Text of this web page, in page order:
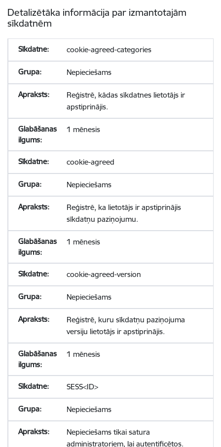
Detalizētāka informācija par izmantotajām
sīkdatnēm
cookie-agreed-categories
Nepieciešams
Reģistrē, kādas sīkdatnes lietotājs ir
apstiprinājis.
1 mēnesis
cookie-agreed
Nepieciešams
Reģistrē, ka lietotājs ir apstiprinājis
sīkdatņu paziņojumu.
1 mēnesis
cookie-agreed-version
Nepieciešams
Reģistrē, kuru sīkdatņu paziņojuma
versiju lietotājs ir apstiprinājis.
1 mēnesis
SESS<ID>
Nepieciešams
Nepieciešams tikai satura
administratoriem, lai autentificētos.